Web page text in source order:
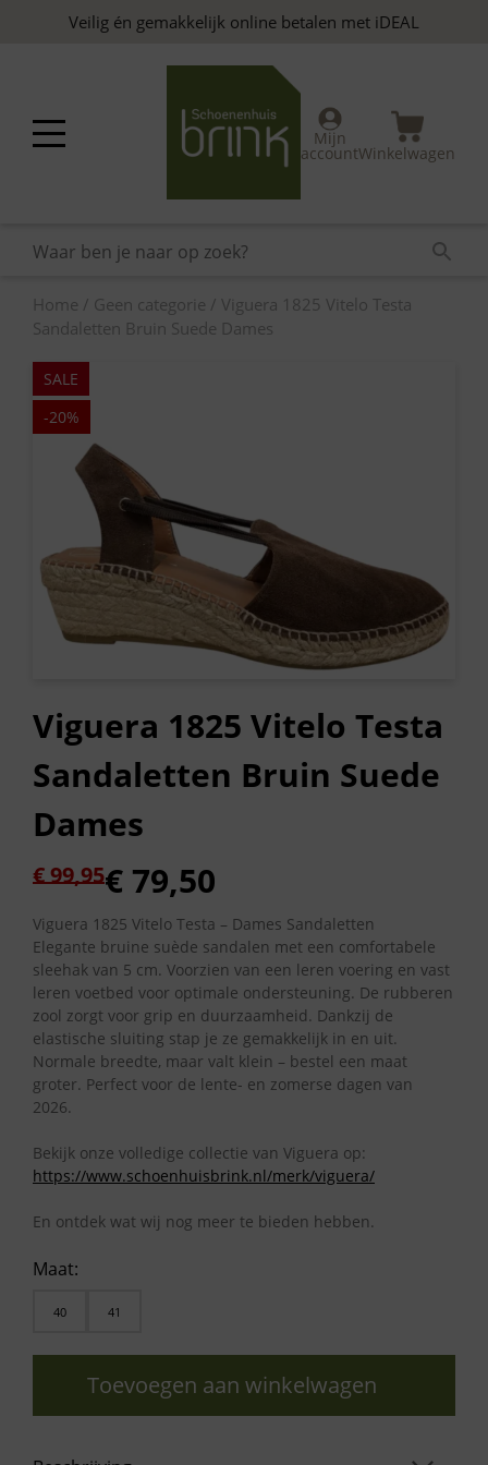
Veilig én gemakkelijk online betalen met iDEAL
Mijn
accountWinkelwagen
Home / Geen categorie / Viguera 1825 Vitelo Testa
Sandaletten Bruin Suede Dames
SALE
-20%
Viguera 1825 Vitelo Testa
Sandaletten Bruin Suede
Dames
€99,95
Oorspronkelijke
was:
€ 99,95.
€ 79,50
Huidige
is:
€ 79,50.
Viguera 1825 Vitelo Testa – Dames Sandaletten
Elegante bruine suède sandalen met een comfortabele
sleehak van 5 cm. Voorzien van een leren voering en vast
leren voetbed voor optimale ondersteuning. De rubberen
zool zorgt voor grip en duurzaamheid. Dankzij de
elastische sluiting stap je ze gemakkelijk in en uit.
Normale breedte, maar valt klein – bestel een maat
groter. Perfect voor de lente- en zomerse dagen van
2026.
Bekijk onze volledige collectie van Viguera op:
https://www.schoenhuisbrink.nl/merk/viguera/
En ontdek wat wij nog meer te bieden hebben.
Maat:
40 41
Toevoegen aan winkelwagen